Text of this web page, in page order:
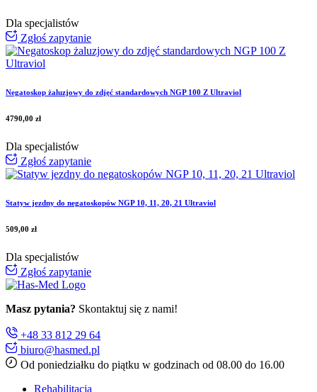
Dla specjalistów
Zgłoś zapytanie
Negatoskop żaluzjowy do zdjęć standardowych NGP 100 Z Ultraviol
4790,00 zł
Dla specjalistów
Zgłoś zapytanie
Statyw jezdny do negatoskopów NGP 10, 11, 20, 21 Ultraviol
509,00 zł
Dla specjalistów
Zgłoś zapytanie
Masz pytania? Skontaktuj się z nami!
+48 33 812 29 64
biuro@hasmed.pl
Od poniedziałku do piątku w godzinach od 08.00 do 16.00
Rehabilitacja